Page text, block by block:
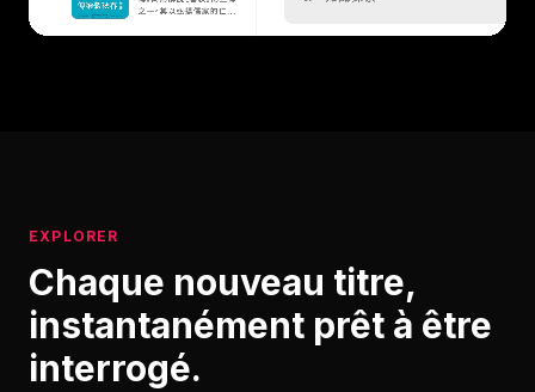
EXPLORER
Chaque nouveau titre,
instantanément prêt à être
interrogé.